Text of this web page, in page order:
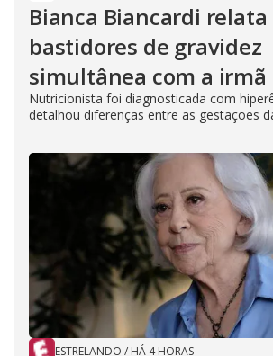
Bianca Biancardi relata
bastidores de gravidez
simultânea com a irmã
Nutricionista foi diagnosticada com
detalhou diferenças entre as gestações
ESTRELANDO / HÁ 4 HORAS